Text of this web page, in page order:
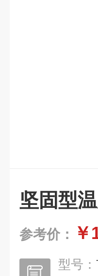
坚固型
参考价： ￥
型号：